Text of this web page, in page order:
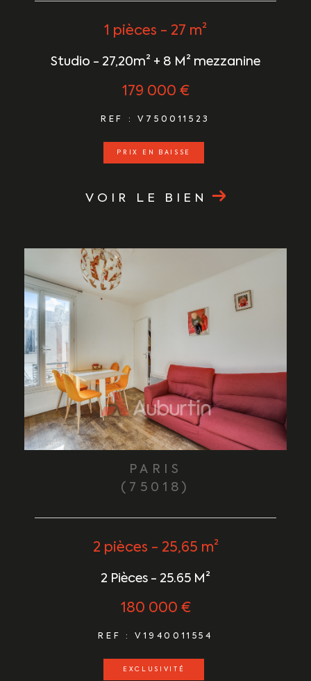
1 pièces - 27 m²
Studio - 27,20m² + 8 M² mezzanine
179 000 €
REF : V750011523
PRIX EN BAISSE
VOIR LE BIEN
PARIS
(75018)
2 pièces - 25,65 m²
2 Pièces - 25.65 M²
180 000 €
REF : V1940011554
EXCLUSIVITÉ